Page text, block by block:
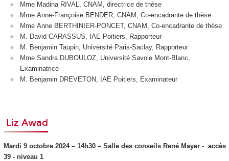
Mme Madina RIVAL, CNAM, directrice de thèse
Mme Anne-Françoise BENDER, CNAM, Co-encadrante de thèse
Mme Anne BERTHINIER-PONCET, CNAM, Co-encadrante de thèse
M. David CARASSUS, IAE Poitiers, Rapporteur
M. Benjamin Taupin, Université Paris-Saclay, Rapporteur
Mme Sandra DUBOULOZ, Université Savoie Mont-Blanc,
Examinatrice
M. Benjamin DREVETON, IAE Poitiers, Examinateur
Liz Awad
Mardi 9 octobre 2024 –14h30 – Salle des conseils René Mayer - accès
39 - niveau 1